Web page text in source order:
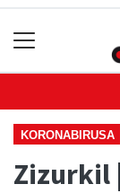
KORONABIRUSA
Zizurkil